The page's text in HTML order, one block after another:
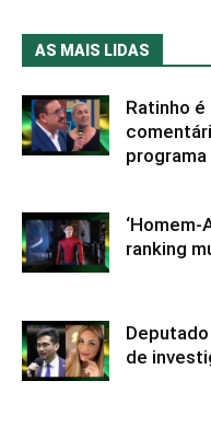
AS MAIS LIDAS
Ratinho
programa
‘Homem-
ranking
de